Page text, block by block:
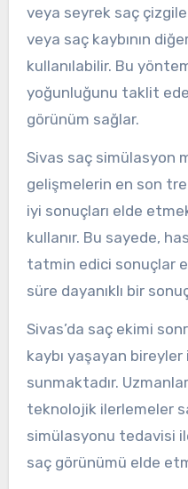
veya seyrek saç
veya saç kaybının
kullanılabilir. Bu
yoğunluğunu taklit
görünüm sağlar.
Sivas saç simülasyon
gelişmelerin en son
iyi sonuçları elde
kullanır. Bu sayede,
tatmin edici sonuçlar
süre dayanıklı bir
Sivas’da saç ekimi
kaybı yaşayan
sunmaktadır.
teknolojik ilerlemeler
simülasyonu tedavisi
saç görünümü elde